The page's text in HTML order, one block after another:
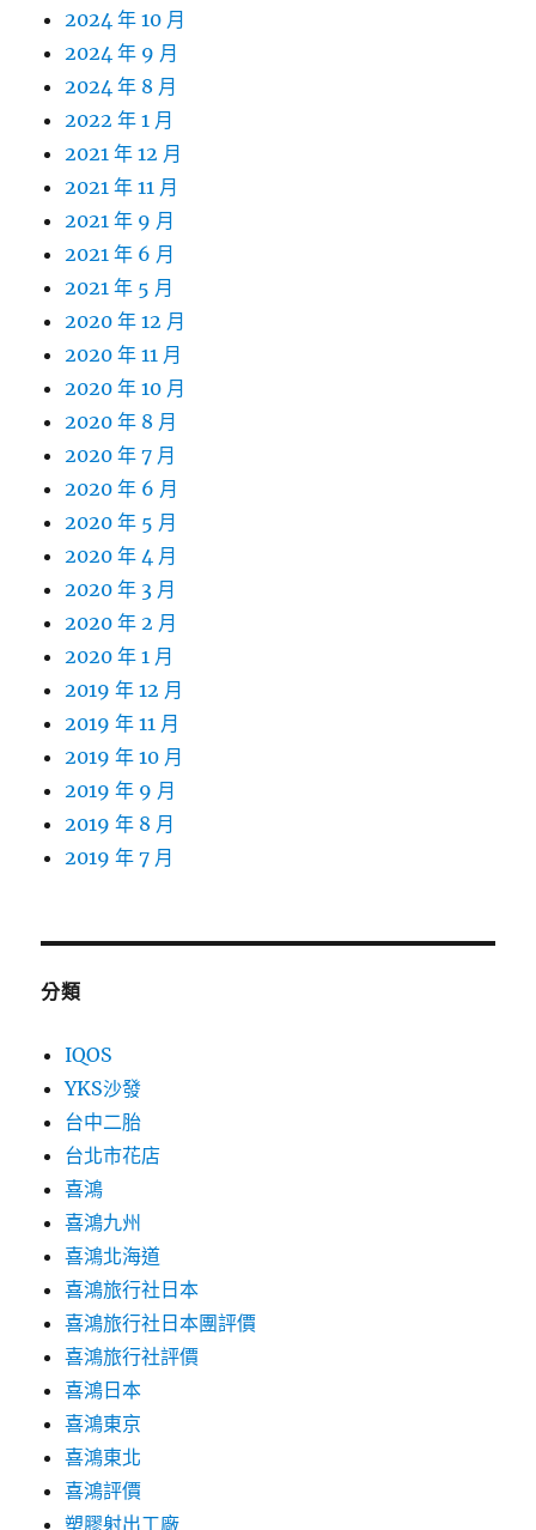
2024 年 10 月
2024 年 9 月
2024 年 8 月
2022 年 1 月
2021 年 12 月
2021 年 11 月
2021 年 9 月
2021 年 6 月
2021 年 5 月
2020 年 12 月
2020 年 11 月
2020 年 10 月
2020 年 8 月
2020 年 7 月
2020 年 6 月
2020 年 5 月
2020 年 4 月
2020 年 3 月
2020 年 2 月
2020 年 1 月
2019 年 12 月
2019 年 11 月
2019 年 10 月
2019 年 9 月
2019 年 8 月
2019 年 7 月
分類
IQOS
YKS沙發
台中二胎
台北市花店
喜鴻
喜鴻九州
喜鴻北海道
喜鴻旅行社日本
喜鴻旅行社日本團評價
喜鴻旅行社評價
喜鴻日本
喜鴻東京
喜鴻東北
喜鴻評價
塑膠射出工廠